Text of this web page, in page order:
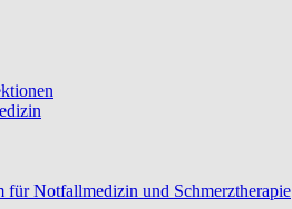
Notfallmedizin und Schmerztherapie